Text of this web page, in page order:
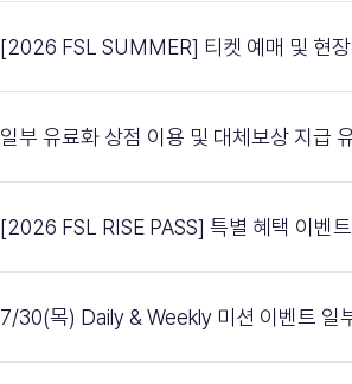
[2026 FSL SUMMER] 티켓 예매 및 현
일부 유료화 상점 이용 및 대체보상 지급
[2026 FSL RISE PASS] 특별 혜택 이벤
7/30(목) Daily & Weekly 미션 이벤트 일